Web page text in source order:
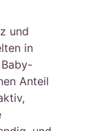
und
in
Anteil